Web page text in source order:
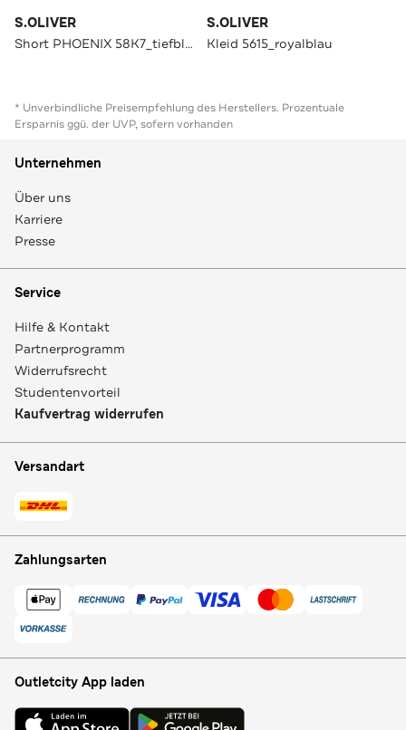
S.OLIVER
Short PHOENIX 58K7_tiefblau Tapered
S.OLIVER
Kleid 5615_royalblau
* Unverbindliche Preisempfehlung des Herstellers. Prozentuale
Ersparnis ggü. der UVP, sofern vorhanden
Unternehmen
Über uns
Karriere
Presse
Service
Hilfe & Kontakt
Partnerprogramm
Widerrufsrecht
Studentenvorteil
Kaufvertrag widerrufen
Versandart
Zahlungsarten
Outletcity App laden